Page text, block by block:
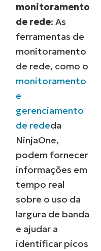
monitoramento
de rede: As
ferramentas de
monitoramento
de rede, como o
monitoramento
e
gerenciamento
de rededa
NinjaOne,
podem fornecer
informações em
tempo real
sobre o uso da
largura de banda
e ajudar a
identificar picos